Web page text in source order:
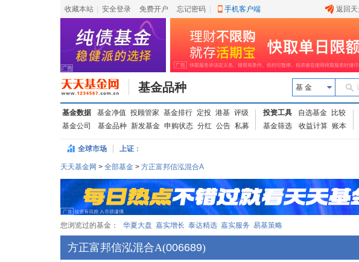
收藏本站 安全登录 免费开户 忘记密码 手机客户端 返回天
基金品种 基 金
基金数据 基金净值 投顾管家 基金排行 定投 港基 评级
基金公司
基金品种 新发基金 申购状态 分红 公告 私募
投资工具 自选基金
比较
基金筛选
收益计算 账本
全球市场 上证：
天天基金网 > 全部基金 > 方正富邦信泓混合A
您浏览过的基金： 华夏大盘 嘉实增长 泰达精选 嘉实服务 易基策略
方正富邦信泓混合A(006689)